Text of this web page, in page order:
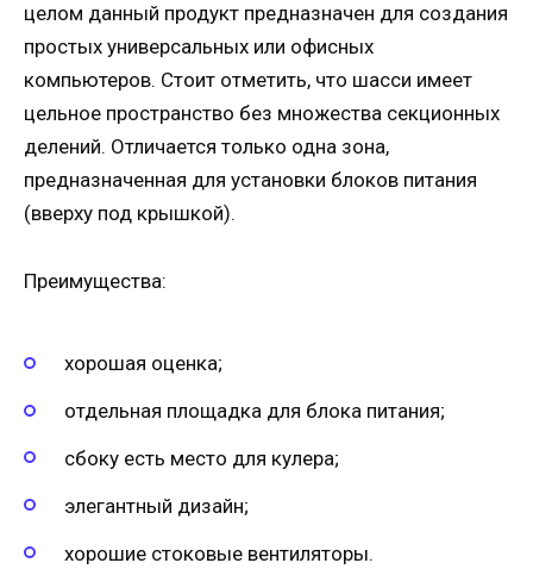
целом данный продукт предназначен для создания
простых универсальных или офисных
компьютеров. Стоит отметить, что шасси имеет
цельное пространство без множества секционных
делений. Отличается только одна зона,
предназначенная для установки блоков питания
(вверху под крышкой).
Преимущества:
хорошая оценка;
отдельная площадка для блока питания;
сбоку есть место для кулера;
элегантный дизайн;
хорошие стоковые вентиляторы.